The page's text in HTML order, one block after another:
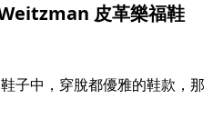
皮革樂福鞋
子中，穿脫都優雅的鞋款，那